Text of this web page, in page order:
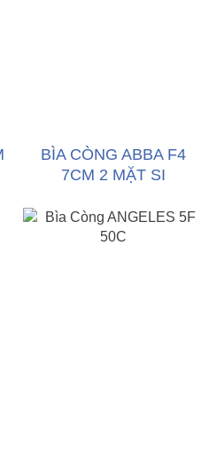
BÌA CÒNG ABBA F4
7CM 2 MẶT SI